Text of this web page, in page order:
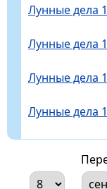
Лунные дела
Лунные дела
Лунные дела
Лунные дела